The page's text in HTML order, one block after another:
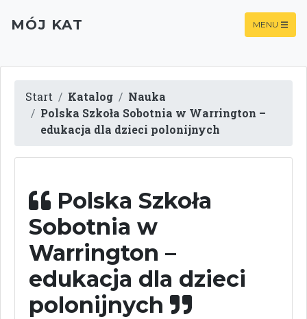
MÓJ KAT MENU
Start Katalog
Nauka
Polska Szkoła Sobotnia w Warrington –
edukacja dla dzieci polonijnych
Polska Szkoła
Sobotnia w
Warrington –
edukacja dla dzieci
polonijnych